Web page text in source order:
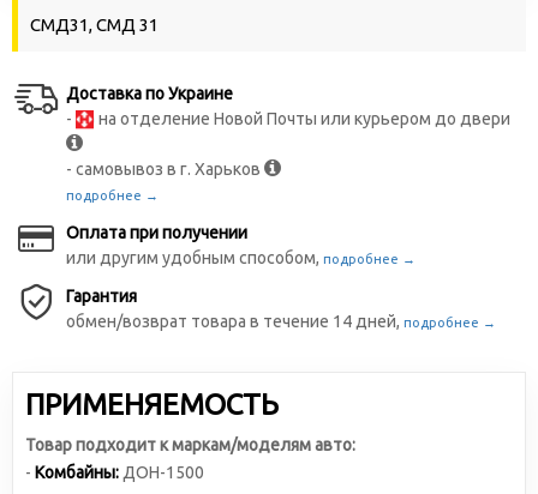
СМД31, СМД 31
Доставка по Украине
-
на отделение Новой Почты или курьером до двери
- самовывоз в г. Харьков
подробнее →
Оплата при получении
или другим удобным способом, подробнее →
Гарантия
обмен/возврат товара в течение 14 дней, подробнее →
ПРИМЕНЯЕМОСТЬ
Товар подходит к маркам/моделям авто:
- Комбайны: ДОН-1500